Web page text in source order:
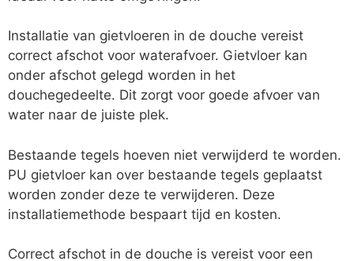
Installatie van gietvloeren in de douche vereist
correct afschot voor waterafvoer. Gietvloer kan
onder afschot gelegd worden in het
douchegedeelte. Dit zorgt voor goede afvoer van
water naar de juiste plek.
Bestaande tegels hoeven niet verwijderd te worden.
PU gietvloer kan over bestaande tegels geplaatst
worden zonder deze te verwijderen. Deze
installatiemethode bespaart tijd en kosten.
Correct afschot in de douche is vereist voor een